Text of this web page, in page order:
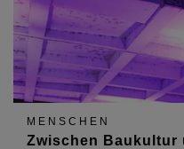
MENSCHEN
Zwischen Baukultur